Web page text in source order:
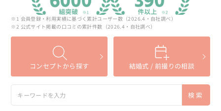
※1 会員登録・利用実績に基づく累計ユーザー数（2026.4・自社調べ）
※2 公式サイト掲載の口コミの累計件数（2026.4・自社調べ）
コンセプトから探す 結婚式 / 前撮りの相談
検索